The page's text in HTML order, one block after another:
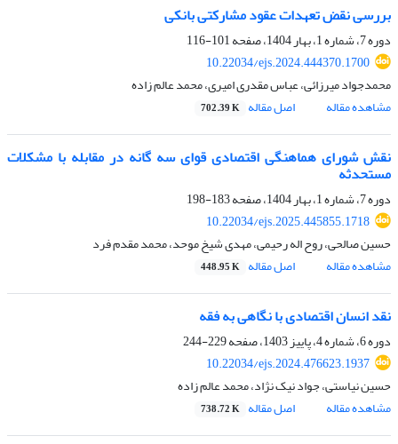
بررسی نقض تعهدات عقود مشارکتی بانکی
دوره 7، شماره 1، بهار 1404، صفحه
101-116
10.22034/ejs.2024.444370.1700
محمدجواد میرزائی، عباس مقدری امیری، محمد عالم زاده
مشاهده مقاله
اصل مقاله 702.39 K
نقش شورای هماهنگی اقتصادی قوای سه گانه در مقابله با مشکلات
مستحدثه
دوره 7، شماره 1، بهار 1404، صفحه
183-198
10.22034/ejs.2025.445855.1718
حسین صالحی، روح اله رحیمی، مهدی شیخ موحد، محمد مقدم فرد
مشاهده مقاله
اصل مقاله 448.95 K
نقد انسان اقتصادی با نگاهی به فقه
دوره 6، شماره 4، پاییز 1403، صفحه
229-244
10.22034/ejs.2024.476623.1937
حسین نیاستی، جواد نیک نژاد، محمد عالم زاده
مشاهده مقاله
اصل مقاله 738.72 K